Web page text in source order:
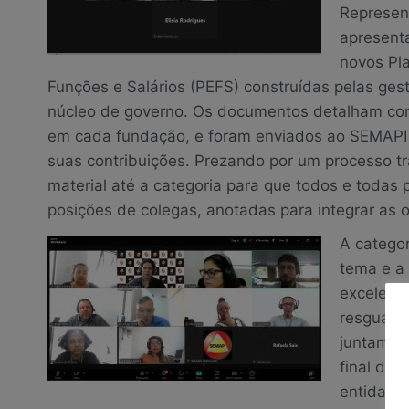
novos
Funções e Salários (PEFS) construídas pelas
núcleo de governo. Os documentos detalham
em cada fundação, e foram enviados ao
suas contribuições. Prezando por um processo
material até a categoria para que todos e todas
posições de colegas, anotadas para integrar as
A
tema e a
final da